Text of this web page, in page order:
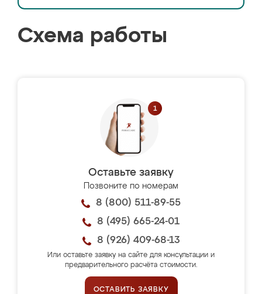
Схема работы
Оставьте заявку
Позвоните по номерам
8 (800) 511-89-55
8 (495) 665-24-01
8 (926) 409-68-13
Или оставьте заявку на сайте для консультации и
предварительного расчёта стоимости.
ОСТАВИТЬ ЗАЯВКУ